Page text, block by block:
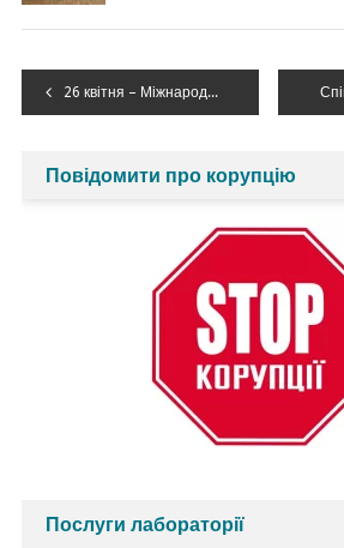
Навігація
26 квітня – Міжнародний день пам’яті жертв радіаційних аварій та катастроф
Повідомити про корупцію
Послуги лабораторії